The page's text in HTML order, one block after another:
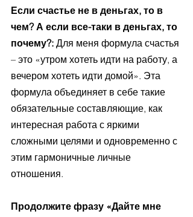
Если счастье не в деньгах, то в
чем? А если все-таки в деньгах, то
почему?: Для меня формула счастья
– это «утром хотеть идти на работу, а
вечером хотеть идти домой». Эта
формула объединяет в себе такие
обязательные составляющие, как
интересная работа с яркими
сложными целями и одновременно с
этим гармоничные личные
отношения.
Продолжите фразу «Дайте мне